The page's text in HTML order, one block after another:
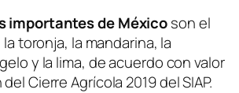
importantes de Méxicoson el
toronja, la mandarina, la
y la lima, de acuerdo con valor
Cierre Agrícola 2019 del SIAP.